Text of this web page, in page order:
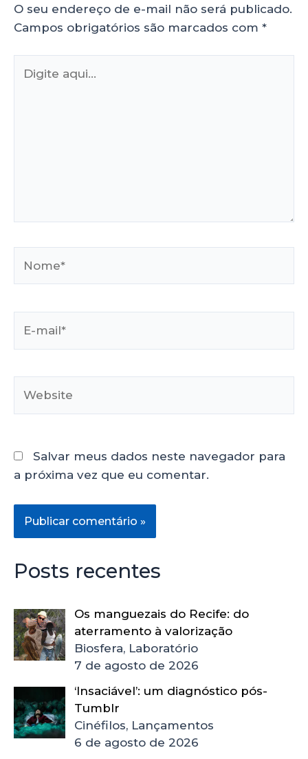
O seu endereço de e-mail não será publicado.
Campos obrigatórios são marcados com *
Salvar meus dados neste navegador para
a próxima vez que eu comentar.
Posts recentes
Os manguezais do Recife: do
aterramento à valorização
Biosfera, Laboratório
7 de agosto de 2026
‘Insaciável’: um diagnóstico pós-
Tumblr
Cinéfilos, Lançamentos
6 de agosto de 2026